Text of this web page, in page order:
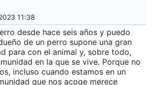
11:38
desde hace seis años y puedo
de un perro supone una gran
para con el animal y, sobre todo,
en la que se vive. Porque no
incluso cuando estamos en un
que nos acoge merece